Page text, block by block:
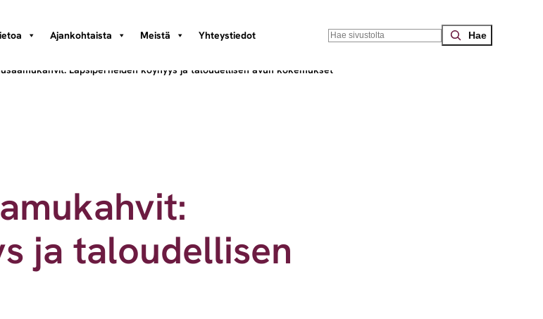
Ajankohtaista Meistä Yhteystiedot Search
Lapsiperheiden köyhyys ja taloudellisen avun kokemukset
ja taloudellisen